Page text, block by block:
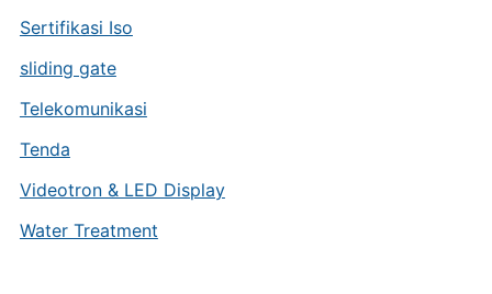
Sertifikasi Iso
sliding gate
Telekomunikasi
Tenda
Videotron & LED Display
Water Treatment